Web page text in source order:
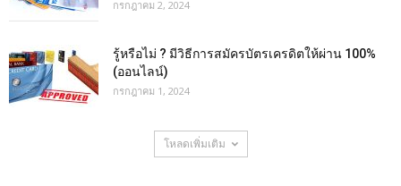
กรกฎาคม 2, 2024
รู้หรือไม่ ? มีวิธีการสมัครบัตรเครดิตให้ผ่าน 100%
(ออนไลน์)
กรกฎาคม 1, 2024
โหลดเพิ่มเติม